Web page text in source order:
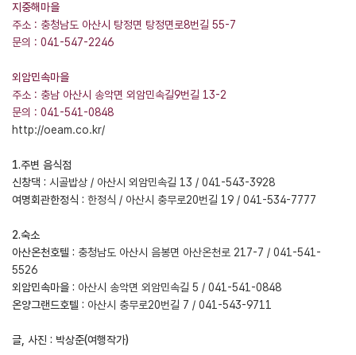
지중해마을
주소 : 충청남도 아산시 탕정면 탕정면로8번길 55-7
문의 : 041-547-2246
외암민속마을
주소 : 충남 아산시 송악면 외암민속길9번길 13-2
문의 : 041-541-0848
http://oeam.co.kr/
1.주변 음식점
신창댁 : 시골밥상 / 아산시 외암민속길 13 / 041-543-3928
여명회관한정식 : 한정식 / 아산시 충무로20번길 19 / 041-534-7777
2.숙소
아산온천호텔 : 충청남도 아산시 음봉면 아산온천로 217-7 / 041-541-
5526
외암민속마을 : 아산시 송악면 외암민속길 5 / 041-541-0848
온양그랜드호텔 : 아산시 충무로20번길 7 / 041-543-9711
글, 사진 : 박상준(여행작가)